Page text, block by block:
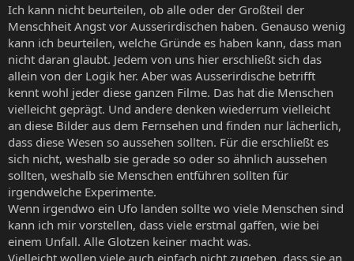
Ich kann nicht beurteilen, ob alle oder der Großteil der
Menschheit Angst vor Ausserirdischen haben. Genauso wenig
kann ich beurteilen, welche Gründe es haben kann, dass man
nicht daran glaubt. Jedem von uns hier erschließt sich das
allein von der Logik her. Aber was Ausserirdische betrifft
kennt wohl jeder diese ganzen Filme. Das hat die Menschen
vielleicht geprägt. Und andere denken wiederrum vielleicht
an diese Bilder aus dem Fernsehen und finden nur lächerlich,
dass diese Wesen so aussehen sollten. Für die erschließt es
sich nicht, weshalb sie gerade so oder so ähnlich aussehen
sollten, weshalb sie Menschen entführen sollten für
irgendwelche Experimente.
Wenn irgendwo ein Ufo landen sollte wo viele Menschen sind
kann ich mir vorstellen, dass viele erstmal gaffen, wie bei
einem Unfall. Alle Glotzen keiner macht was.
Vielleicht wollen viele auch einfach nicht zugeben, dass sie an